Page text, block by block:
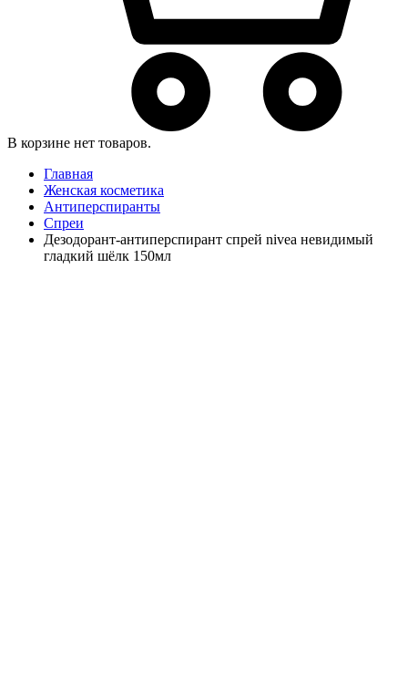
В корзине нет товаров.
Главная
Женская косметика
Антиперспиранты
Спреи
Дезодорант-антиперспирант спрей nivea невидимый
гладкий шёлк 150мл